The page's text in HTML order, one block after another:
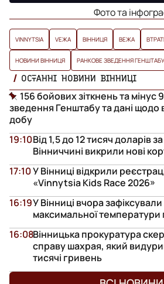
Фото та
VINNYTSIA VЕЖА ВІННИЦЯ ВЕЖА
НОВИНИ ВІННИЦЯ РАНКОВЕ ЗВЕДЕННЯ
ОСТАННІ НОВИНИ ВІННИЦІ
156 бойових зіткнень та мінус
зведення Генштабу та дані щодо
добу
Від 1,5 до 12 тисяч доларів
Вінниччині викрили нові
19:10
У Вінниці відкрили
«Vinnytsia Kids Race 2026»
17:10
У Вінниці вчора
максимальної температури
16:19
Вінницька прокуратура
справу шахрая, який
тисячі гривень
16:08